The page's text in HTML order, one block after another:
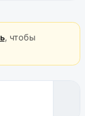
, чтобы